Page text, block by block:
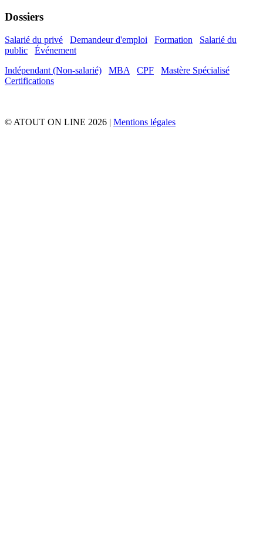
Dossiers
Salarié du privé Demandeur d'emploi Formation
Salarié du
public
Événement
Indépendant (Non-salarié)
MBA CPF
Mastère Spécialisé
Certifications
© ATOUT ON LINE 2026 | Mentions légales